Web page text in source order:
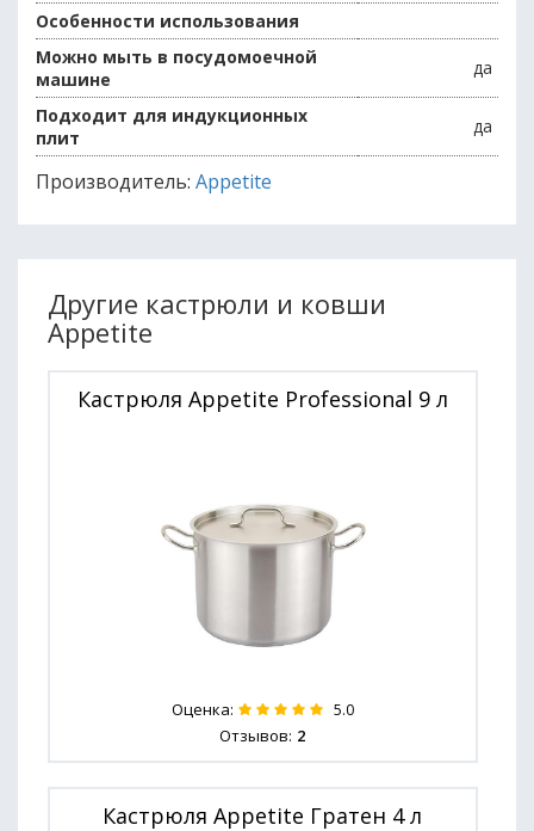
Особенности использования
Можно мыть в посудомоечной
машине
да
Подходит для индукционных
плит
да
Производитель: Appetite
Другие кастрюли и ковши
Appetite
Кастрюля Appetite Professional 9 л
Оценка: 5.0
Отзывов: 2
Кастрюля Appetite Гратен 4 л